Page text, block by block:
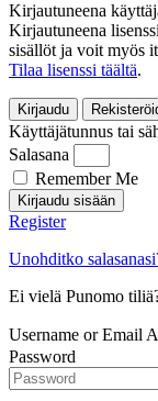
Kirjautuneena
Kirjautuneena
sisällöt ja voit myös
Tilaa lisenssi täältä.
Kirjaudu
Käyttäjätunnus tai
Salasana
Remember Me
Kirjaudu sisään
Register
Unohditko
Ei vielä Punomo
Username or Email
Password